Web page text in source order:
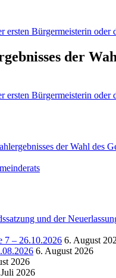
Bürgermeisterin oder
der
Bürgermeisterin oder
der Wahl des
und der
7 – 26.10.2026 6. August
6. August 2026
2026
2026